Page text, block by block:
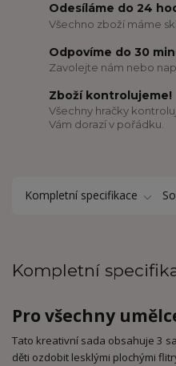
Odesíláme do 24
Všechno zboží máme
Odpovíme do 30
Zavolejte nám nebo
Zboží kontrolujeme!
Všechny hračky
Vám dorazí v pořádku.
Kompletní specifikace
Kompletní
Pro všechny
Tato kreativní sada obsahuje 3
děti ozdobit lesklými plochými